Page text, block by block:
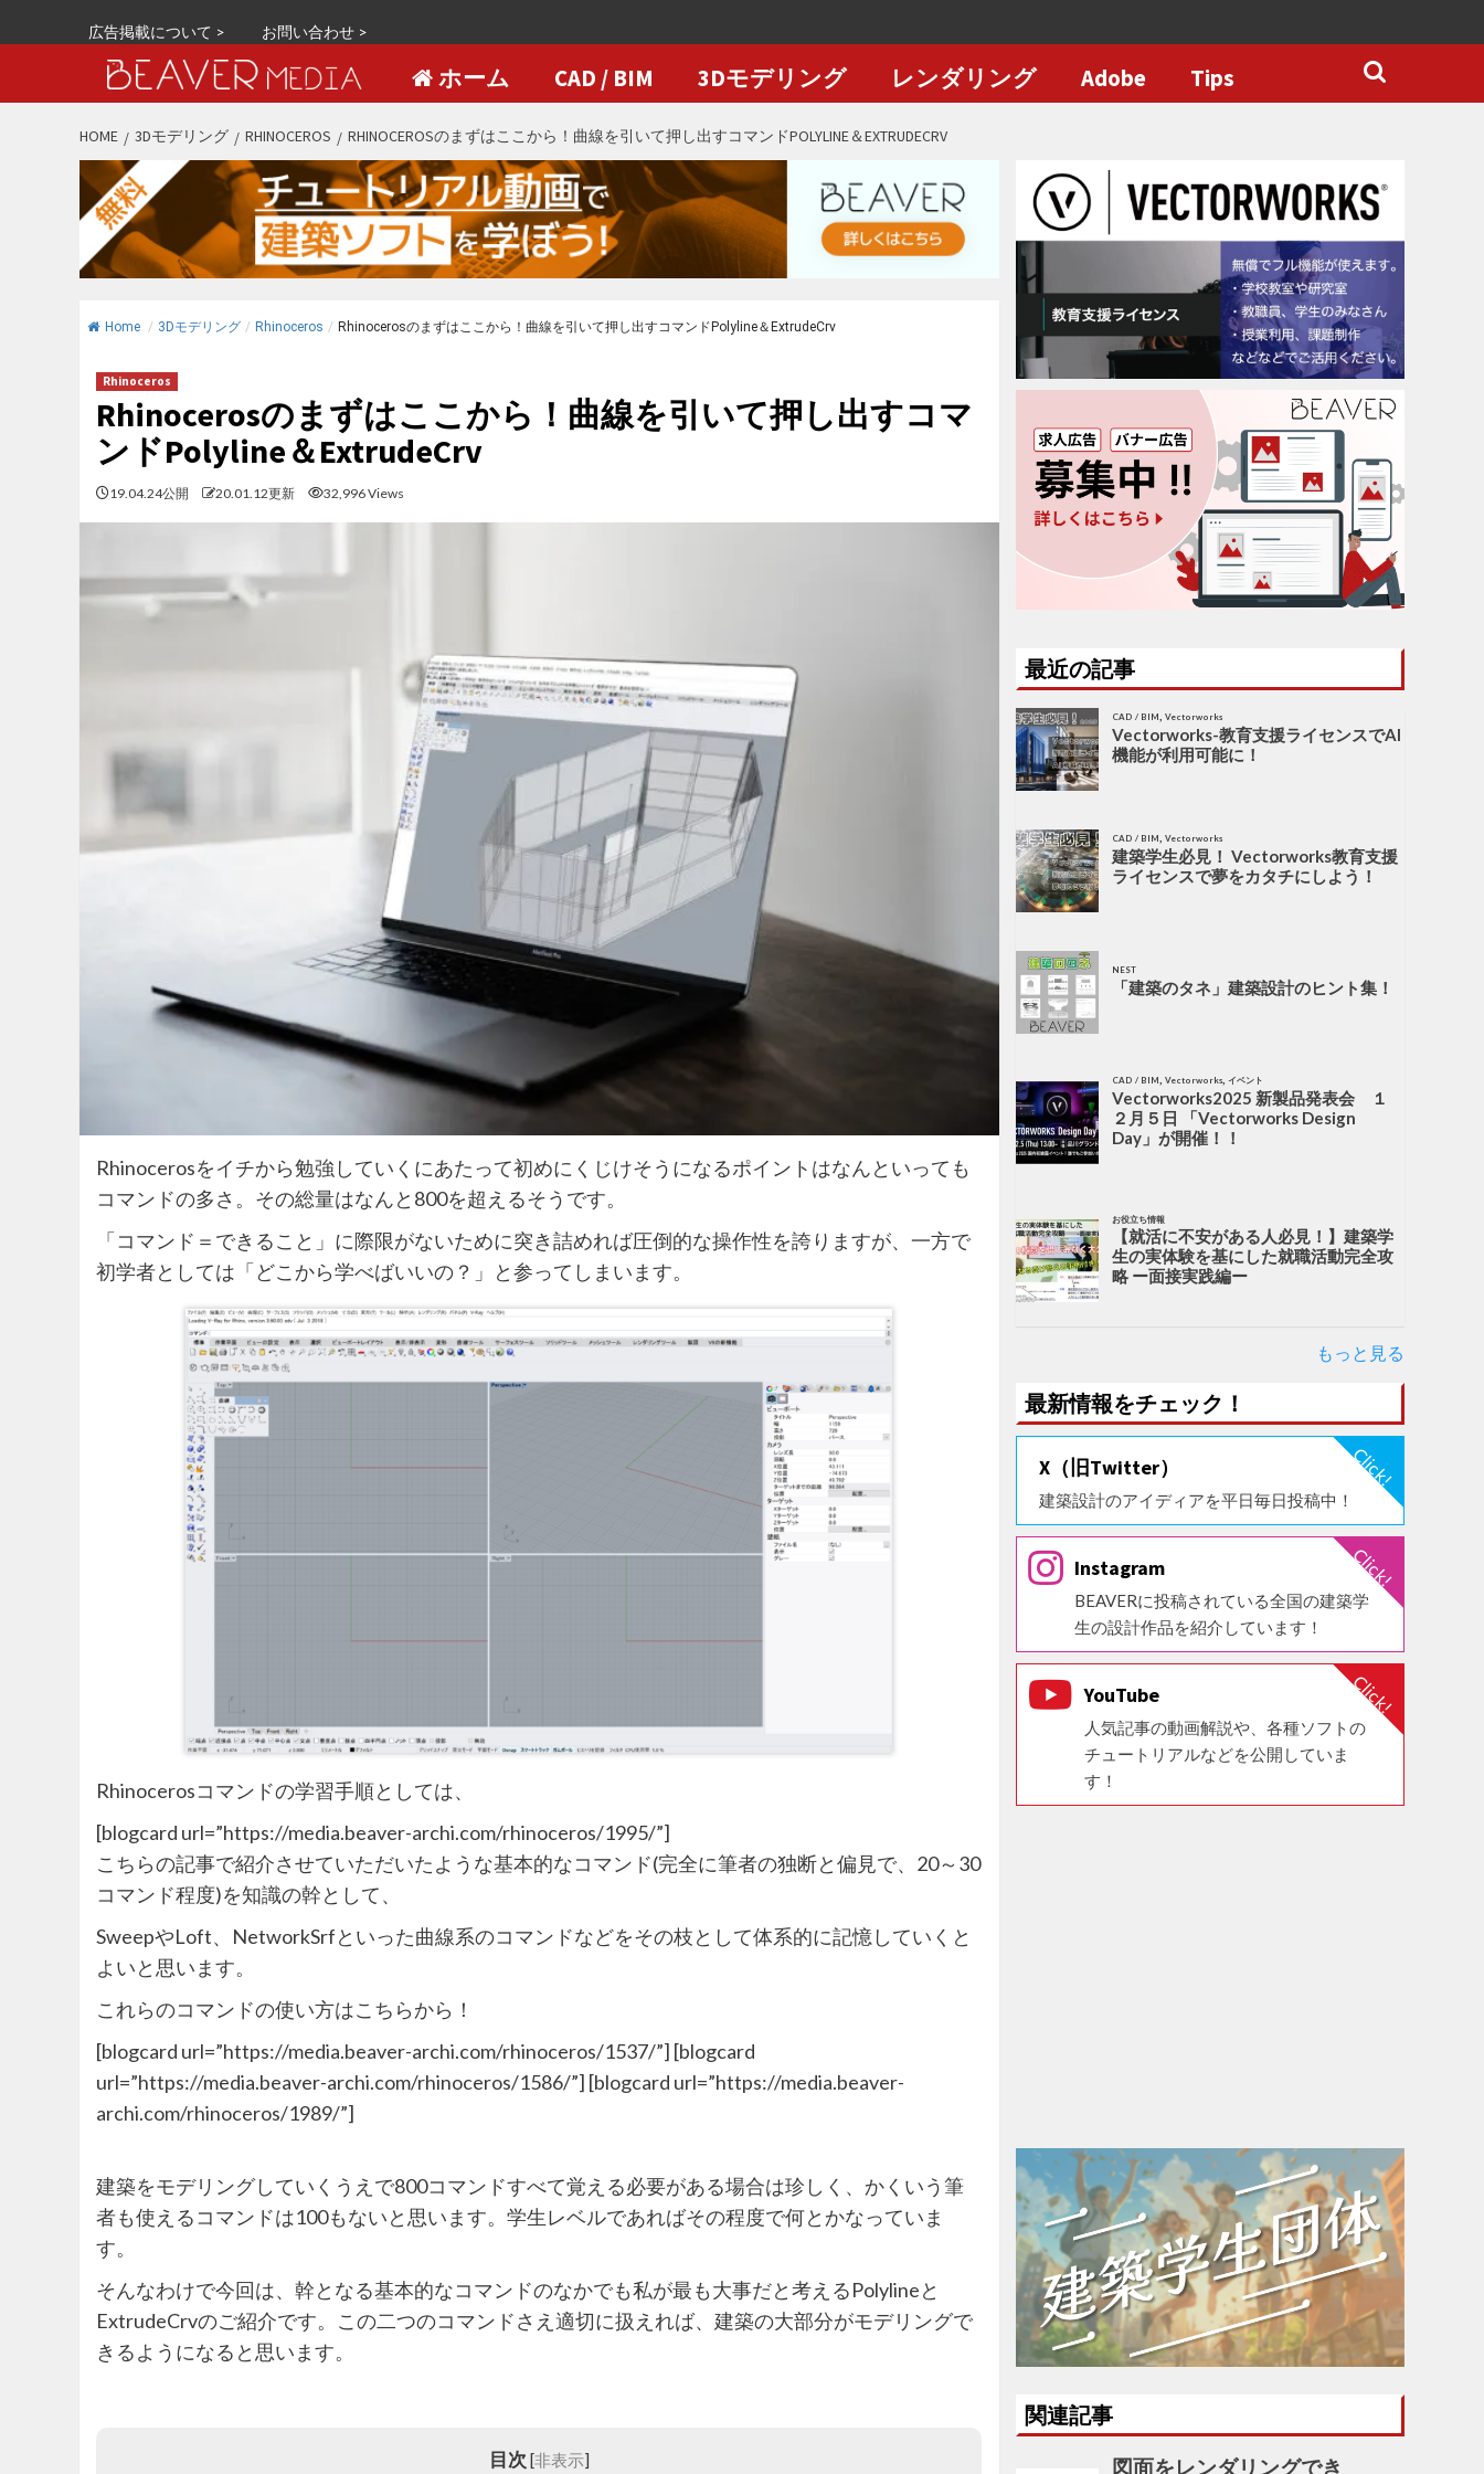
広告掲載について > お問い合わせ >
ホーム CAD / BIM 3Dモデリング レンダリング Adobe Tips
HOME 3Dモデリング RHINOCEROS RHINOCEROSのまずはここから！曲線を引いて押し出すコマンドPOLYLINE＆EXTRUDECRV
Home / 3Dモデリング / Rhinoceros / Rhinocerosのまずはここから！曲線を引いて押し出すコマンドPolyline＆ExtrudeCrv
Rhinoceros
Rhinocerosのまずはここから！曲線を引いて押し出すコマ
ンドPolyline＆ExtrudeCrv
19.04.24公開 20.01.12更新 32,996 Views
Rhinocerosをイチから勉強していくにあたって初めにくじけそうになるポイントはなんといっても
コマンドの多さ。その総量はなんと800を超えるそうです。
「コマンド＝できること」に際限がないために突き詰めれば圧倒的な操作性を誇りますが、一方で
初学者としては「どこから学べばいいの？」と参ってしまいます。
Rhinocerosコマンドの学習手順としては、
[blogcard url=”https://media.beaver-archi.com/rhinoceros/1995/”]
こちらの記事で紹介させていただいたような基本的なコマンド(完全に筆者の独断と偏見で、20～30
コマンド程度)を知識の幹として、
SweepやLoft、NetworkSrfといった曲線系のコマンドなどをその枝として体系的に記憶していくと
よいと思います。
これらのコマンドの使い方はこちらから！
[blogcard url=”https://media.beaver-archi.com/rhinoceros/1537/”] [blogcard
url=”https://media.beaver-archi.com/rhinoceros/1586/”] [blogcard url=”https://media.beaver-
archi.com/rhinoceros/1989/”]
建築をモデリングしていくうえで800コマンドすべて覚える必要がある場合は珍しく、かくいう筆
者も使えるコマンドは100もないと思います。学生レベルであればその程度で何とかなっていま
す。
そんなわけで今回は、幹となる基本的なコマンドのなかでも私が最も大事だと考えるPolylineと
ExtrudeCrvのご紹介です。この二つのコマンドさえ適切に扱えれば、建築の大部分がモデリングで
きるようになると思います。
目次 [非表示]
最近の記事
CAD / BIM ,Vectorworks
Vectorworks-教育支援ライセンスでAI
機能が利用可能に！
CAD / BIM ,Vectorworks
建築学生必見！ Vectorworks教育支援
ライセンスで夢をカタチにしよう！
NEST
「建築のタネ」建築設計のヒント集！
CAD / BIM ,Vectorworks ,イベント
Vectorworks2025 新製品発表会 １
２月５日 「Vectorworks Design
Day」が開催！！
お役立ち情報
【就活に不安がある人必見！】建築学
生の実体験を基にした就職活動完全攻
略 ー面接実践編ー
もっと見る
最新情報をチェック！
X（旧Twitter）
建築設計のアイディアを平日毎日投稿中！
Instagram
BEAVERに投稿されている全国の建築学
生の設計作品を紹介しています！
YouTube
人気記事の動画解説や、各種ソフトの
チュートリアルなどを公開していま
す！
関連記事
図面をレンダリングでき